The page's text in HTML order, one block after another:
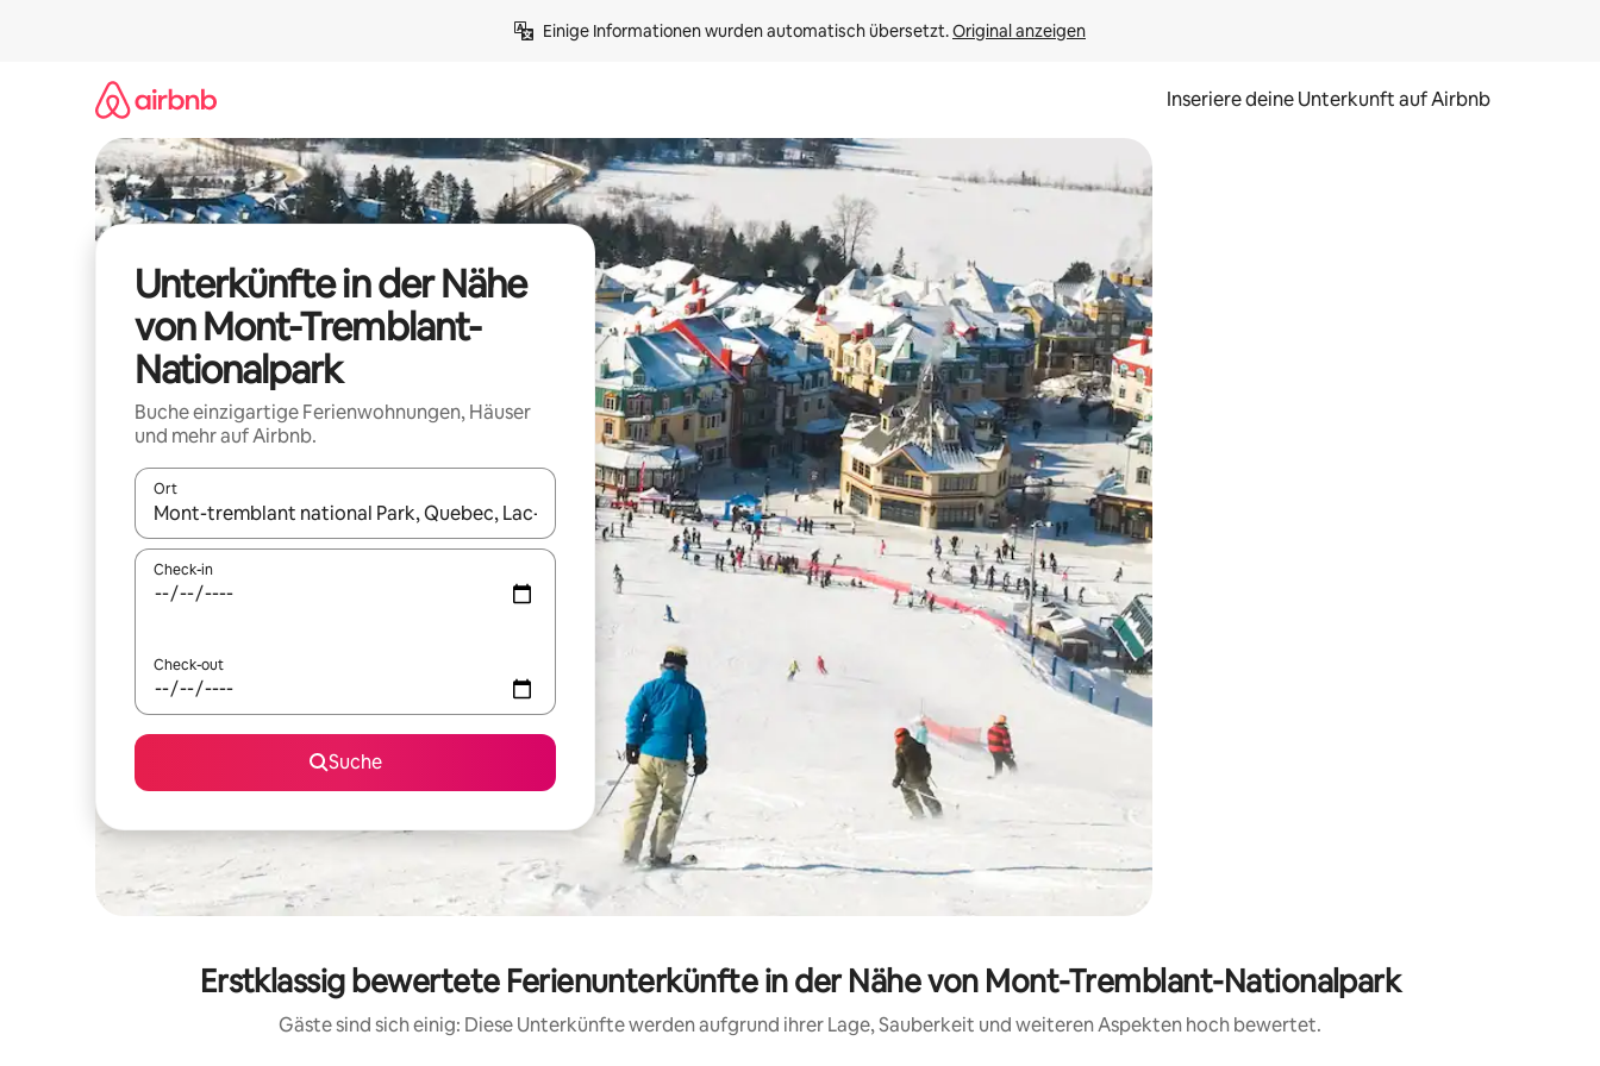
Einige Informationen wurden automatisch übersetzt. Original anzeigen
Inseriere deine Unterkunft auf Airbnb
Unterkünfte in der Nähe
von Mont-Tremblant-
Nationalpark
Buche einzigartige Ferienwohnungen, Häuser
und mehr auf Airbnb.
Ort
Wenn Ergebnisse verfügbar sind, navigiere mit den Pfeiltasten nach oben und unten oder erkunde die Ergebnisse durch Berühren oder Wischgesten.
Check-in
Check-out
Suche
Erstklassig bewertete Ferienunterkünfte in der Nähe von Mont-Tremblant-Nationalpark
Gäste sind sich einig: Diese Unterkünfte werden aufgrund ihrer Lage, Sauberkeit und weiteren Aspekten hoch bewertet.